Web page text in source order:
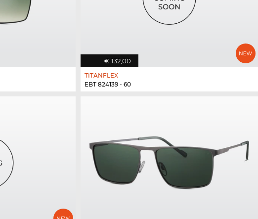
€ 132,00
TITANFLEX
EBT 824139 - 60